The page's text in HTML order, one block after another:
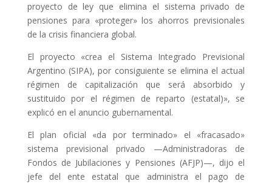
proyecto de ley que elimina el sistema privado de
pensiones para «proteger» los ahorros previsionales
de la crisis financiera global.
El proyecto «crea el Sistema Integrado Previsional
Argentino (SIPA), por consiguiente se elimina el actual
régimen de capitalización que será absorbido y
sustituido por el régimen de reparto (estatal)», se
explicó en el anuncio gubernamental.
El plan oficial «da por terminado» el «fracasado»
sistema previsional privado —Administradoras de
Fondos de Jubilaciones y Pensiones (AFJP)—, dijo el
jefe del ente estatal que administra el pago de